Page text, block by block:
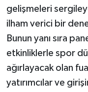
gelişmeleri
ilham verici bir
Bunun yanı sıra
etkinliklerle spor
ağırlayacak olan
yatırımcılar ve